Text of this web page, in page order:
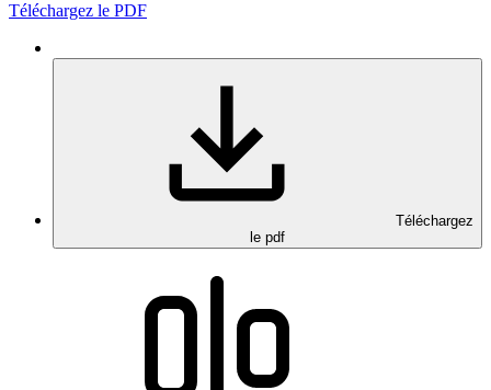
Téléchargez le PDF
Téléchargez
le pdf